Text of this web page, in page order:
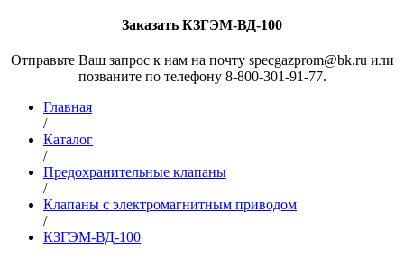
Заказать КЗГЭМ-ВД-100
Отправьте Ваш запрос к нам на почту specgazprom@bk.ru или
позваните по телефону 8-800-301-91-77.
Главная
/
Каталог
/
Предохранительные клапаны
/
Клапаны c электромагнитным приводом
/
КЗГЭМ-ВД-100